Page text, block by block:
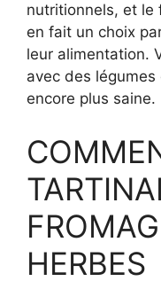
nutritionnels, et le
en fait un choix
leur alimentation.
avec des
encore plus saine.
HERBES